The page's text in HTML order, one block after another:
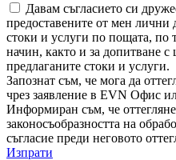
Давам съгласието си
предоставените от мен лични
стоки и услуги по пощата, по
начин, както и за допитване с
предлаганите стоки и услуги.
Запознат съм, че мога да
чрез заявление в EVN Офис
Информиран съм, че
законосъобразността на
съгласие преди неговото
Изпрати